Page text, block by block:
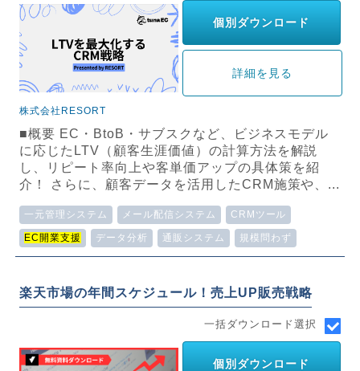
個別ダウンロード
詳細を見る
株式会社RESORT
■概要 EC・BtoB・サブスクなど、ビジネスモデル
に応じたLTV（顧客生涯価値）の計算方法を解説
し、リピート率向上や客単価アップの具体策を紹
介！ さらに、顧客データを活用したCRM施策や、...
一元管理システム メール配信システム CRMツール
EC開業支援 データ分析 通販システム 規模問わず
楽天市場の年間スケジュール！売上UP販売戦略
一括ダウンロード選択
個別ダウンロード